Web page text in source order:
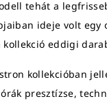
tehát a
ideje volt egy
eddigi
kollekcióban
presztízse,